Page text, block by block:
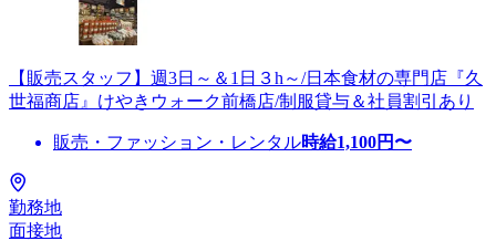
【販売スタッフ】週3日～＆1日３h～/日本食材の専門店『久
世福商店』けやきウォーク前橋店/制服貸与＆社員割引あり
販売・ファッション・レンタル時給1,100円〜
勤務地
面接地